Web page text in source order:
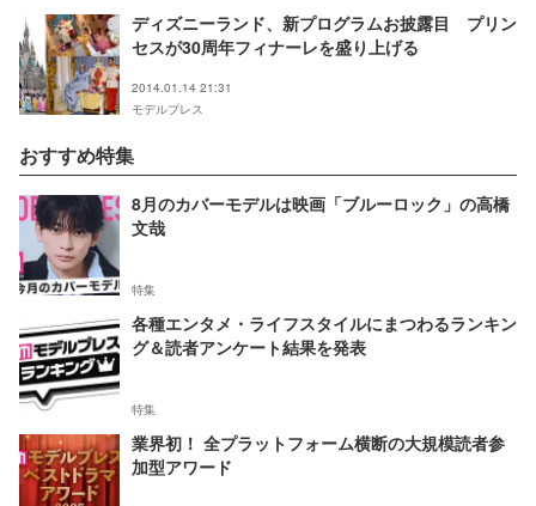
ディズニーランド、新プログラムお披露目 プリン
セスが30周年フィナーレを盛り上げる
2014.01.14 21:31
モデルプレス
おすすめ特集
8月のカバーモデルは映画「ブルーロック」の高橋
文哉
特集
各種エンタメ・ライフスタイルにまつわるランキン
グ＆読者アンケート結果を発表
特集
業界初！ 全プラットフォーム横断の大規模読者参
加型アワード